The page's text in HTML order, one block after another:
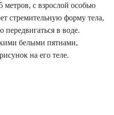
метров, с взрослой особью
стремительную форму тела,
передвигаться в воде.
белыми пятнами,
на его теле.